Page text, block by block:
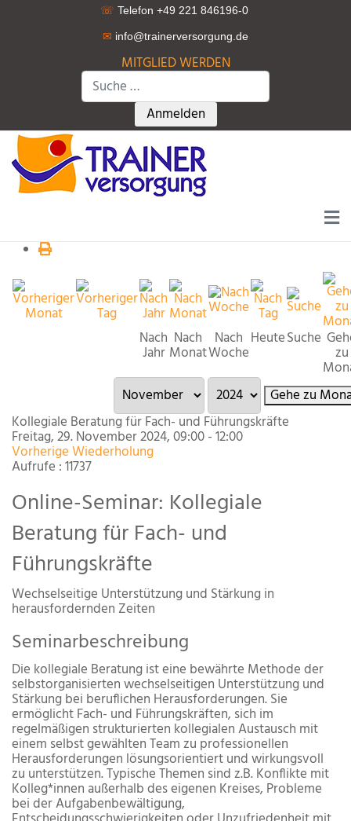
☏ Telefon +49 221 846196-0
✉ info@trainerversorgung.de
MITGLIED WERDEN
Suchen
Type 2 or more characters for
Anmelden
Nach
Jahr
Nach
Monat
Nach
Woche
HeuteSuche
zu
Gehe zu
Kollegiale Beratung für Fach- und Führungskräfte
Freitag, 29. November 2024, 09:00 - 12:00
Vorherige Wiederholung
Aufrufe : 11737
Online-Seminar: Kollegiale
Beratung für Fach- und
Führungskräfte
Wechselseitige Unterstützung und Stärkung in
herausfordernden Zeiten
Seminarbeschreibung
Die kollegiale Beratung ist eine bewährte Methode der
selbstorganisierten wechselseitigen Unterstützung und
Stärkung bei beruflichen Herausforderungen. Sie
ermöglicht Fach- und Führungskräften, sich im
regelmäßigen strukturierten kollegialen Austausch mit
einem selbst gewählten Team zu professionellen
Herausforderungen lösungsorientiert und wirkungsvoll
zu unterstützen. Typische Themen sind z.B. Konflikte mit
Kolleg*innen außerhalb des eigenen Kreises, Probleme
bei der Aufgabenbewältigung,